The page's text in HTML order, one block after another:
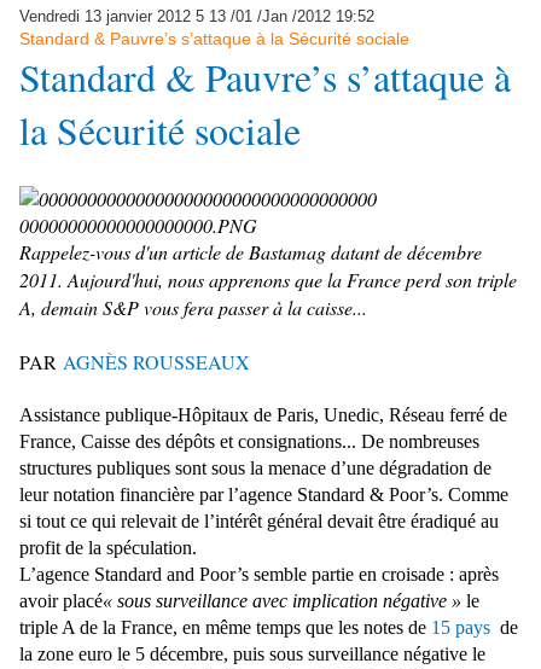
Vendredi 13 janvier 2012 5 13 /01 /Jan /2012 19:52
Standard & Pauvre’s s’attaque à la Sécurité sociale
Standard & Pauvre’s s’attaque à
la Sécurité sociale
Rappelez-vous d'un article de Bastamag datant de décembre
2011. Aujourd'hui, nous apprenons que la France perd son triple
A, demain S&P vous fera passer à la caisse...
PAR AGNÈS ROUSSEAUX
Assistance publique-Hôpitaux de Paris, Unedic, Réseau ferré de
France, Caisse des dépôts et consignations... De nombreuses
structures publiques sont sous la menace d’une dégradation de
leur notation financière par l’agence Standard & Poor’s. Comme
si tout ce qui relevait de l’intérêt général devait être éradiqué au
profit de la spéculation.
L’agence Standard and Poor’s semble partie en croisade : après
avoir placé« sous surveillance avec implication négative » le
triple A de la France, en même temps que les notes de 15 pays de
la zone euro le 5 décembre, puis sous surveillance négative le